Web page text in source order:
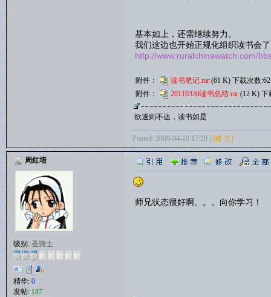
基本如上，还需继续努力。
我们这边也开始正规化组织读书会
http://www.ruralchinawatch.com/
附件： 读书笔记.rar(61 K) 下载次数:62
附件：
20110330读书总结.rar(12 K) 下
欲速则不达，读书如是
Posted: 2009-04-10 17:20 | [楼 主]
周红培
级别: 圣骑士
精华: 0
发帖: 187
师兄状态很好啊。。。向你学习！